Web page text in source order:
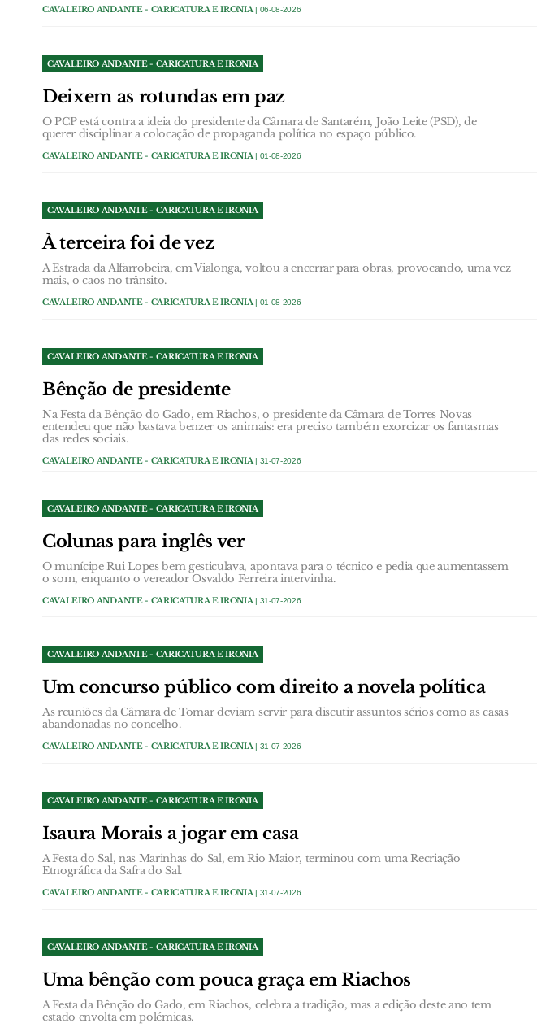
CAVALEIRO ANDANTE - CARICATURA E IRONIA| 06-08-2026
CAVALEIRO ANDANTE - CARICATURA E IRONIA
Deixem as rotundas em paz
O PCP está contra a ideia do presidente da Câmara de Santarém, João Leite (PSD), de
querer disciplinar a colocação de propaganda política no espaço público.
CAVALEIRO ANDANTE - CARICATURA E IRONIA | 01-08-2026
CAVALEIRO ANDANTE - CARICATURA E IRONIA
À terceira foi de vez
A Estrada da Alfarrobeira, em Vialonga, voltou a encerrar para obras, provocando, uma vez
mais, o caos no trânsito.
CAVALEIRO ANDANTE - CARICATURA E IRONIA | 01-08-2026
CAVALEIRO ANDANTE - CARICATURA E IRONIA
Bênção de presidente
Na Festa da Bênção do Gado, em Riachos, o presidente da Câmara de Torres Novas
entendeu que não bastava benzer os animais: era preciso também exorcizar os fantasmas
das redes sociais.
CAVALEIRO ANDANTE - CARICATURA E IRONIA | 31-07-2026
CAVALEIRO ANDANTE - CARICATURA E IRONIA
Colunas para inglês ver
O munícipe Rui Lopes bem gesticulava, apontava para o técnico e pedia que aumentassem
o som, enquanto o vereador Osvaldo Ferreira intervinha.
CAVALEIRO ANDANTE - CARICATURA E IRONIA | 31-07-2026
CAVALEIRO ANDANTE - CARICATURA E IRONIA
Um concurso público com direito a novela política
As reuniões da Câmara de Tomar deviam servir para discutir assuntos sérios como as casas
abandonadas no concelho.
CAVALEIRO ANDANTE - CARICATURA E IRONIA| 31-07-2026
CAVALEIRO ANDANTE - CARICATURA E IRONIA
Isaura Morais a jogar em casa
A Festa do Sal, nas Marinhas do Sal, em Rio Maior, terminou com uma Recriação
Etnográfica da Safra do Sal.
CAVALEIRO ANDANTE - CARICATURA E IRONIA | 31-07-2026
CAVALEIRO ANDANTE - CARICATURA E IRONIA
Uma bênção com pouca graça em Riachos
A Festa da Bênção do Gado, em Riachos, celebra a tradição, mas a edição deste ano tem
estado envolta em polémicas.